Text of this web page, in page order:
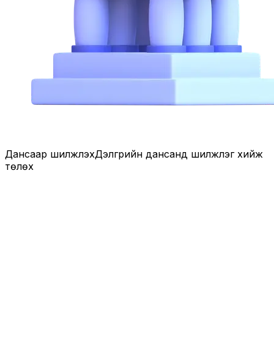
Дансаар шилжүүлэхДэлгүүрийн дансанд шилжүүлэг хийж
төлөх